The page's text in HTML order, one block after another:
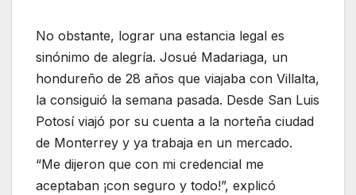
No obstante, lograr una estancia legal es
sinónimo de alegría. Josué Madariaga, un
hondureño de 28 años que viajaba con Villalta,
la consiguió la semana pasada. Desde San Luis
Potosí viajó por su cuenta a la norteña ciudad
de Monterrey y ya trabaja en un mercado.
“Me dijeron que con mi credencial me
aceptaban ¡con seguro y todo!”, explicó